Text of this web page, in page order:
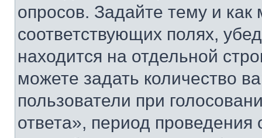
опросов. Задайте тему и
соответствующих полях,
находится на отдельной
можете задать количество
пользователи при
ответа», период проведения